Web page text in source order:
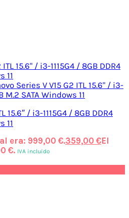
15.6″ / i3-1115G4 / 8GB DDR4
11
era: 999,00 €.359,00 € El
€. IVA incluido